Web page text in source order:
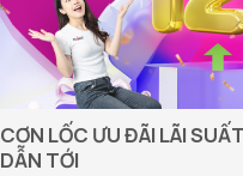
CƠN LỐC ƯU ĐÃI LÃI
DẪN TỚI